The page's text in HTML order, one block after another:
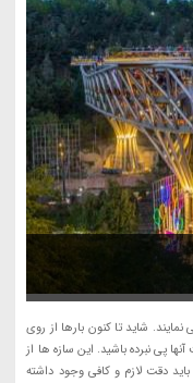
شاید تا کنون بارها از روی
پی نبرده باشید. این سازه ها از
دقت لازم و کافی وجود داشته